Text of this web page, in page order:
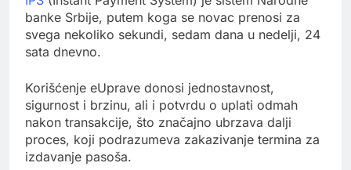
banke Srbije, putem koga se novac prenosi za
svega nekoliko sekundi, sedam dana u nedelji, 24
sata dnevno.
Korišćenje eUprave donosi jednostavnost,
sigurnost i brzinu, ali i potvrdu o uplati odmah
nakon transakcije, što značajno ubrzava dalji
proces, koji podrazumeva zakazivanje termina za
izdavanje pasoša.